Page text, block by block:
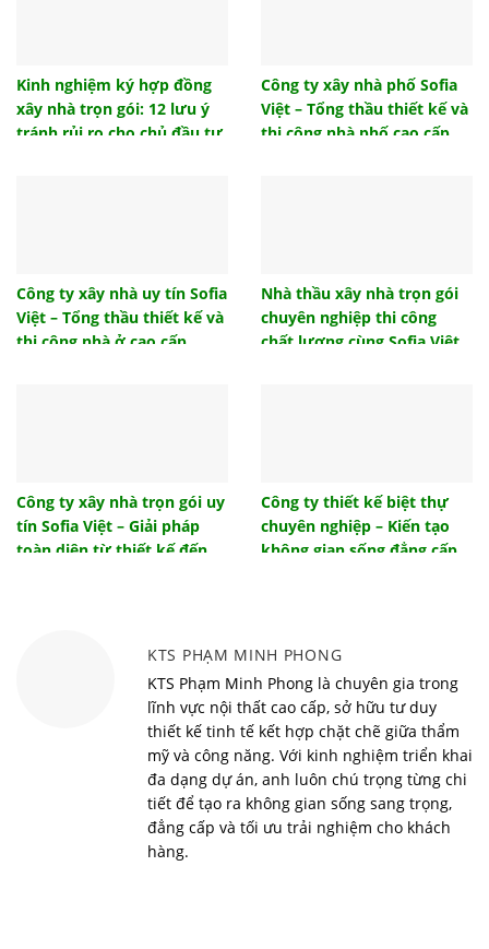
chuẩn phong thủy
Lựa chọn mẫu vách ngăn nhà vệ sinh nào phù hợp
công trình của bạn?
phong thủy Sofia Việt
Mẫu thiết kế nội thất phòng ngủ đẹp hiện đại 2021
trọng
Tham khảo một số giải pháp thiết kế đèn phòng
khách ấn tượng
Top 10 xu hướng nội thất thông minh đón đầu trào
lưu năm 2022
Phong cách minimalism và những điều nhất định
Top 10 mẫu nhà cấp 4 đẹp ở nông thôn giá rẻ
Báo giá xây dựng phụ thuộc vào những yếu tố nào?
Một số lưu ý thiết kế nội thất chung cư hoàn mỹ
Kinh nghiệm ký hợp đồng
xây nhà trọn gói: 12 lưu ý
tránh rủi ro cho chủ đầu tư
Công ty xây nhà phố Sofia
Việt – Tổng thầu thiết kế và
thi công nhà phố cao cấp,
Công ty xây nhà uy tín Sofia
Việt – Tổng thầu thiết kế và
thi công nhà ở cao cấp
Nhà thầu xây nhà trọn gói
chuyên nghiệp thi công
chất lượng cùng Sofia Việt
Công ty xây nhà trọn gói uy
tín Sofia Việt – Giải pháp
toàn diện từ thiết kế đến
Công ty thiết kế biệt thự
chuyên nghiệp – Kiến tạo
không gian sống đẳng cấp
KTS PHẠM MINH PHONG
KTS Phạm Minh Phong là chuyên gia trong
lĩnh vực nội thất cao cấp, sở hữu tư duy
thiết kế tinh tế kết hợp chặt chẽ giữa thẩm
mỹ và công năng. Với kinh nghiệm triển khai
đa dạng dự án, anh luôn chú trọng từng chi
tiết để tạo ra không gian sống sang trọng,
đẳng cấp và tối ưu trải nghiệm cho khách
hàng.